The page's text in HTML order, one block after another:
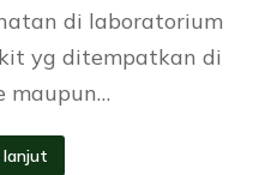
di laboratorium
yg ditempatkan di
maupun…
lanjut